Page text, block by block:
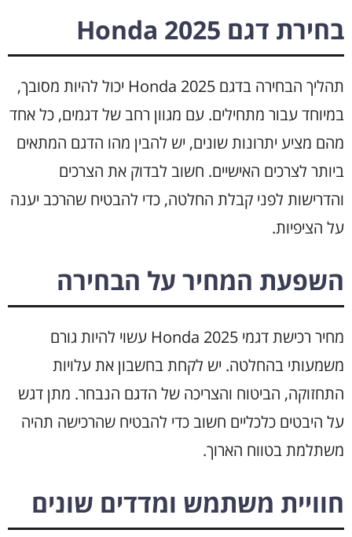
בחירת דגם Honda 2025
תהליך הבחירה בדגם Honda 2025 יכול להיות מסובך,
במיוחד עבור מתחילים. עם מגוון רחב של דגמים, כל אחד
מהם מציע יתרונות שונים, יש להבין מהו הדגם המתאים
ביותר לצרכים האישיים. חשוב לבדוק את הצרכים
והדרישות לפני קבלת החלטה, כדי להבטיח שהרכב יענה
על הציפיות.
השפעת המחיר על הבחירה
מחיר רכישת דגמי Honda 2025 עשוי להיות גורם
משמעותי בהחלטה. יש לקחת בחשבון את עלויות
התחזוקה, הביטוח והצריכה של הדגם הנבחר. מתן דגש
על היבטים כלכליים חשוב כדי להבטיח שהרכישה תהיה
משתלמת בטווח הארוך.
חוויית משתמש ומדדים שונים